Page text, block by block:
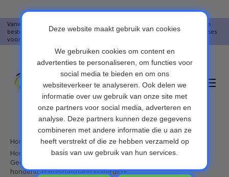
Vanwege vakantie worden er op moment geen pakketjes verstuurd. Alles
bestellingen vanaf 09-07-2026 word op 10-08-2026 verzonden. Onze excuses
voor het ongemak. Bedankt voor u begrip.
Verlanglijst
Home
Hondenschorshalsband Anti-blafhalsband Geluid en schokken
Geen afstandsbediening nodig Geen blafcontrole Oplaadbare
hondentrainingshalsband Waterdicht